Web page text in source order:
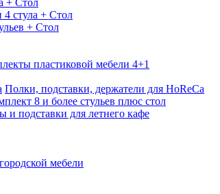
+ Стол
стула + Стол
+ Стол
пластиковой мебели 4+1
Полки, подставки, держатели для HoReCa
8 и более стульев плюс стол
и подставки для летнего кафе
мебели